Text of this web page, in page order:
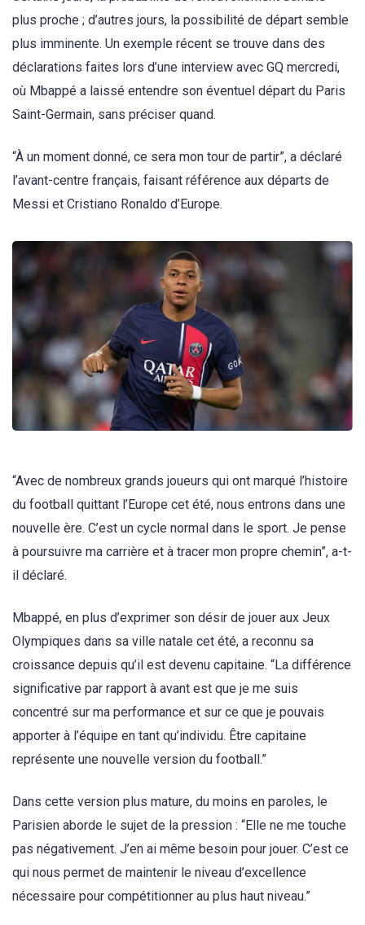
plus proche ; d’autres jours, la possibilité de départ semble
plus imminente. Un exemple récent se trouve dans des
déclarations faites lors d’une interview avec GQ mercredi,
où Mbappé a laissé entendre son éventuel départ du Paris
Saint-Germain, sans préciser quand.
“À un moment donné, ce sera mon tour de partir”, a déclaré
l’avant-centre français, faisant référence aux départs de
Messi et Cristiano Ronaldo d’Europe.
“Avec de nombreux grands joueurs qui ont marqué l’histoire
du football quittant l’Europe cet été, nous entrons dans une
nouvelle ère. C’est un cycle normal dans le sport. Je pense
à poursuivre ma carrière et à tracer mon propre chemin”, a-t-
il déclaré.
Mbappé, en plus d’exprimer son désir de jouer aux Jeux
Olympiques dans sa ville natale cet été, a reconnu sa
croissance depuis qu’il est devenu capitaine. “La différence
significative par rapport à avant est que je me suis
concentré sur ma performance et sur ce que je pouvais
apporter à l’équipe en tant qu’individu. Être capitaine
représente une nouvelle version du football.”
Dans cette version plus mature, du moins en paroles, le
Parisien aborde le sujet de la pression : “Elle ne me touche
pas négativement. J’en ai même besoin pour jouer. C’est ce
qui nous permet de maintenir le niveau d’excellence
nécessaire pour compétitionner au plus haut niveau.”